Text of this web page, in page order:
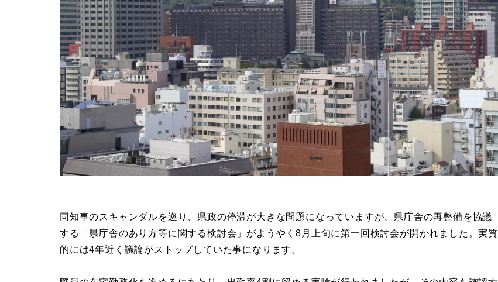
同知事のスキャンダルを巡り、県政の停滞が大きな問題になっていますが、県庁舎の再整備を協議
する「県庁舎のあり方等に関する検討会」がようやく8月上旬に第一回検討会が開かれました。実質
的には4年近く議論がストップしていた事になります。